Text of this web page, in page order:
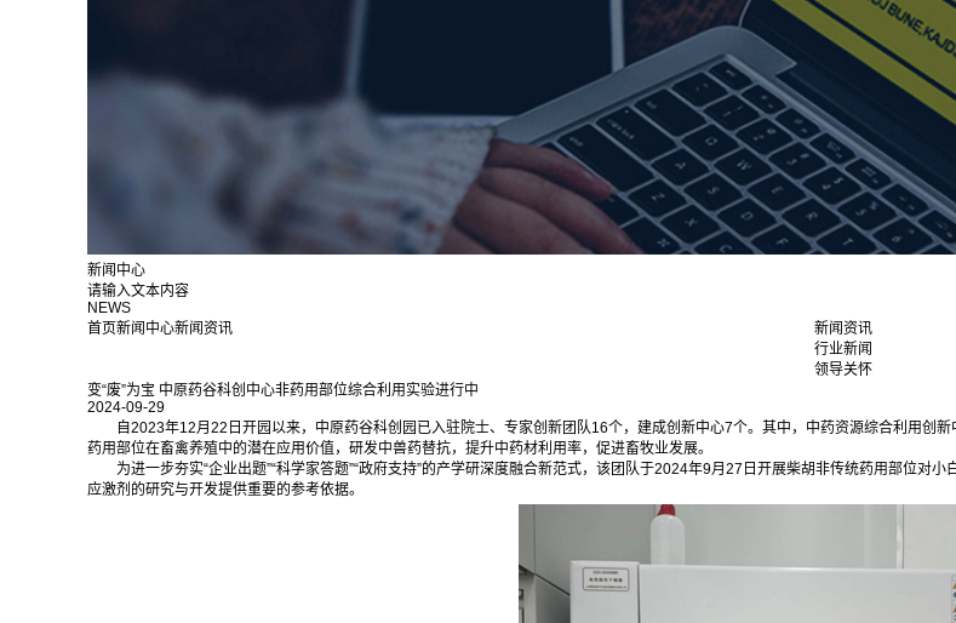
新闻中心
请输入文本内容
NEWS
首页新闻中心新闻资讯
新闻资讯
行业新闻
领导关怀
变“废”为宝 中原药谷科创中心非药用部位综合利用实验进行中
2024-09-29
自2023年12月22日开园以来，中原药谷科创园已入驻院士、专家创新团队16个，建成创新中心7个。其中，中药资源综合利用创
药用部位在畜禽养殖中的潜在应用价值，研发中兽药替抗，提升中药材利用率，促进畜牧业发展。
为进一步夯实“企业出题”“科学家答题”“政府支持”的产学研深度融合新范式，该团队于2024年9月27日开展柴胡非传统药用部位
应激剂的研究与开发提供重要的参考依据。